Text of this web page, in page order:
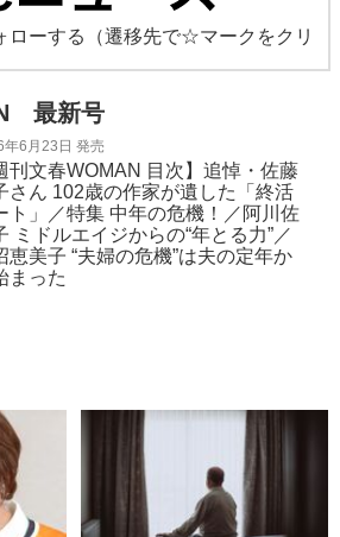
ローする
（遷移先で☆マークをクリ
最新号
年6月23日 発売
刊文春WOMAN 目次】追悼・佐藤
さん 102歳の作家が遺した「終活
ト」／特集 中年の危機！／阿川佐
ミドルエイジからの“年とる力”／
恵美子 “夫婦の危機”は夫の定年か
まった